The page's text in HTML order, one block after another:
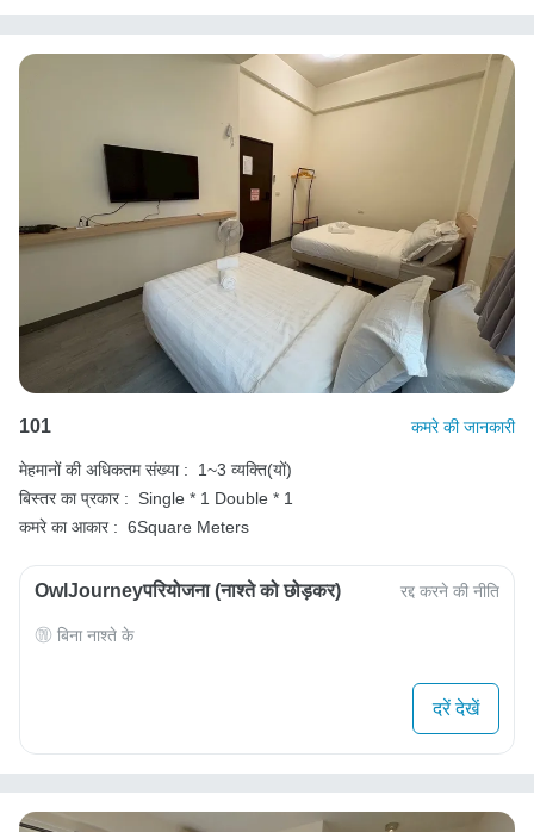
101 कमरे की जानकारी
मेहमानों की अधिकतम संख्या :
1~3 व्यक्ति(यों)
बिस्तर का प्रकार :
Single * 1 Double * 1
कमरे का आकार : 6Square Meters
OwlJourneyपरियोजना (नाश्ते को छोड़कर) रद्द करने की नीति
बिना नाश्ते के
दरें देखें